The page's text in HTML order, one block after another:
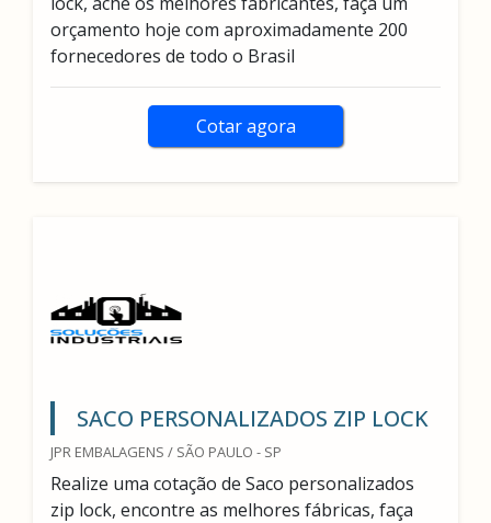
orçamento hoje com aproximadamente 200
fornecedores de todo o Brasil
Cotar agora
SACO PERSONALIZADOS ZIP LOCK
JPR EMBALAGENS / SÃO PAULO - SP
Realize uma cotação de Saco personalizados
zip lock, encontre as melhores fábricas, faça